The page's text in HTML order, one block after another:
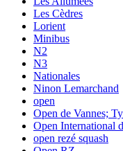
Les Cèdres
Lorient
Minibus
N2
N3
Nationales
Ninon Lemarchand
open
Open de Vannes;
Open International
open rezé squash